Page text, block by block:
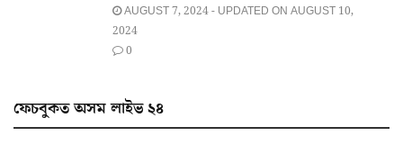
AUGUST 7, 2024 - UPDATED ON AUGUST 10,
2024
0
ফেচবুকত অসম লাইভ ২৪